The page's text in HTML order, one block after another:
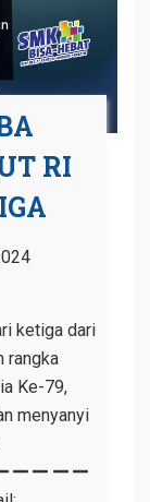
RI
ketiga dari
rangka
Ke-79,
menyanyi